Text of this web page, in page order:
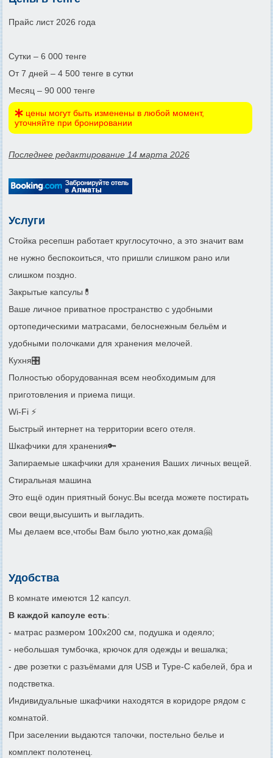
Прайс лист 2026 года
Сутки – 6 000 тенге
От 7 дней – 4 500 тенге в сутки
Месяц – 90 000 тенге
цены могут быть изменены в любой момент,
уточняйте при бронировании
Последнее редактирование 14 марта 2026
Услуги
Стойка ресепшн работает круглосуточно, а это значит вам
не нужно беспокоиться, что пришли слишком рано или
слишком поздно.
Закрытые капсулы💊
Ваше личное приватное пространство с удобными
ортопедическими матрасами, белоснежным бельём и
удобными полочками для хранения мелочей.
Кухня🎛
Полностью оборудованная всем необходимым для
приготовления и приема пищи.
Wi-Fi ⚡️
Быстрый интернет на территории всего отеля.
Шкафчики для хранения🔑
Запираемые шкафчики для хранения Ваших личных вещей.
Стиральная машина
Это ещё один приятный бонус.Вы всегда можете постирать
свои вещи,высушить и выгладить.
Мы делаем все,чтобы Вам было уютно,как дома🤗
Удобства
В комнате имеются 12 капсул.
В каждой капсуле есть:
- матрас размером 100х200 см, подушка и одеяло;
- небольшая тумбочка, крючок для одежды и вешалка;
- две розетки с разъёмами для USB и Type-C кабелей, бра и
подстветка.
Индивидуальные шкафчики находятся в коридоре рядом с
комнатой.
При заселении выдаются тапочки, постельно белье и
комплект полотенец.